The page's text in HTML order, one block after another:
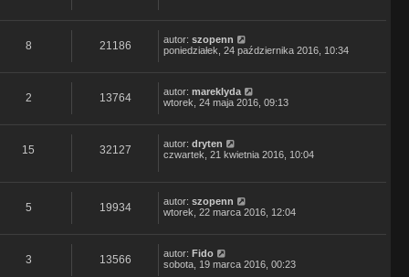
8 21186 autor: szopenn
poniedziałek, 24 października 2016, 10:34
2 13764 autor: mareklyda
wtorek, 24 maja 2016, 09:13
15 32127 autor: dryten
czwartek, 21 kwietnia 2016, 10:04
5 19934 autor: szopenn
wtorek, 22 marca 2016, 12:04
3 13566 autor: Fido
sobota, 19 marca 2016, 00:23